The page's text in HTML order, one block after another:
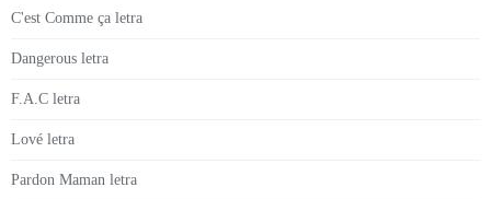
C'est Comme ça letra
Dangerous letra
F.A.C letra
Lové letra
Pardon Maman letra